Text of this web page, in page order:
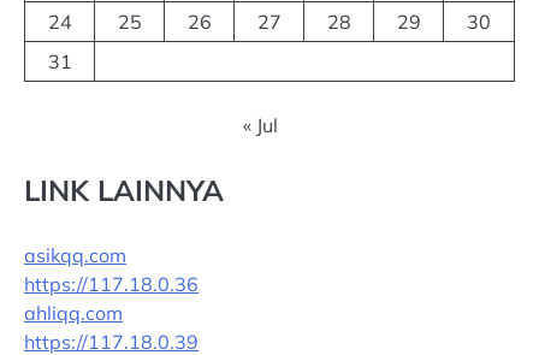
24
25 26 27 28 29
30
31
« Jul
LINK LAINNYA
asikqq.com
https://117.18.0.36
ahliqq.com
https://117.18.0.39